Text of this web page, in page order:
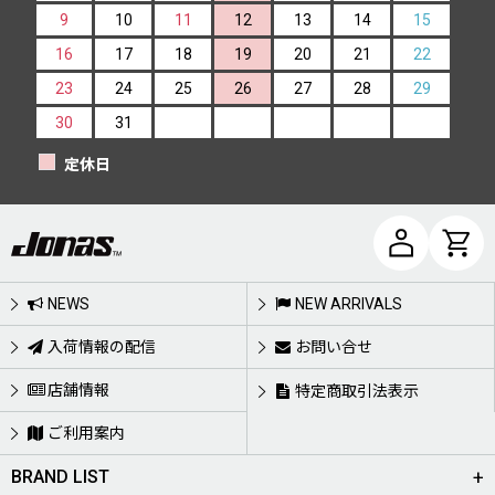
9 10 11 12 13 14
15
16
17 18 19 20 21
22
23
24 25 26 27 28
29
30
31
定休日
NEWS NEW ARRIVALS
入荷情報の配信 お問い合せ
店舗情報 特定商取引法表示
ご利用案内
BRAND LIST